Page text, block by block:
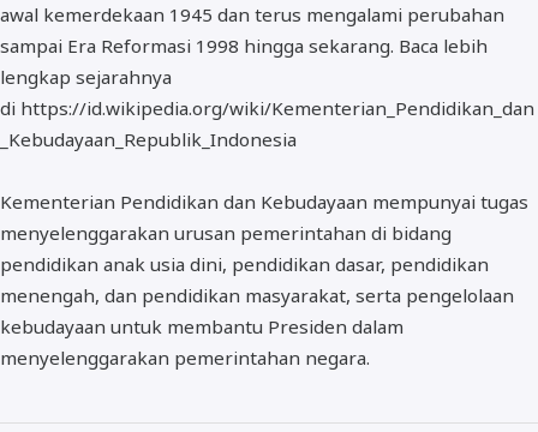
awal kemerdekaan 1945 dan terus mengalami perubahan
sampai Era Reformasi 1998 hingga sekarang. Baca lebih
lengkap sejarahnya
di https://id.wikipedia.org/wiki/Kementerian_Pendidikan_dan
_Kebudayaan_Republik_Indonesia
Kementerian Pendidikan dan Kebudayaan mempunyai tugas
menyelenggarakan urusan pemerintahan di bidang
pendidikan anak usia dini, pendidikan dasar, pendidikan
menengah, dan pendidikan masyarakat, serta pengelolaan
kebudayaan untuk membantu Presiden dalam
menyelenggarakan pemerintahan negara.